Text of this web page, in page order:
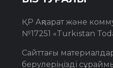
ҚР Ақпарат және
№17251 «Turkistan
Сайттағы
берулеріңізді